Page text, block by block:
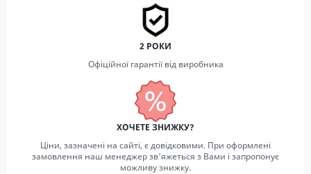
2 РОКИ
Офіційної гарантії від виробника
ХОЧЕТЕ ЗНИЖКУ?
Ціни, зазначені на сайті, є довідковими. При оформлені
замовлення наш менеджер зв'яжеться з Вами і запропонує
можливу знижку.